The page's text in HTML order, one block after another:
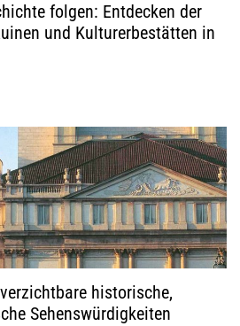
folgen: Entdecken der
und Kulturerbestätten in
historische,
Sehenswürdigkeiten